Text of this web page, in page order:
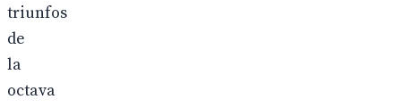
triunfos
de
la
octava